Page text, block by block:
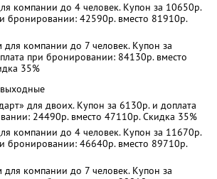
компании до 4 человек. Купон за 10650р.
бронировании: 42590р. вместо 81910р.
компании до 7 человек. Купон за
при бронировании: 84130р. вместо
35%
для двоих. Купон за 6130р. и доплата
24490р. вместо 47110р. Скидка 35%
компании до 4 человек. Купон за 11670р.
бронировании: 46640р. вместо 89710р.
компании до 7 человек. Купон за